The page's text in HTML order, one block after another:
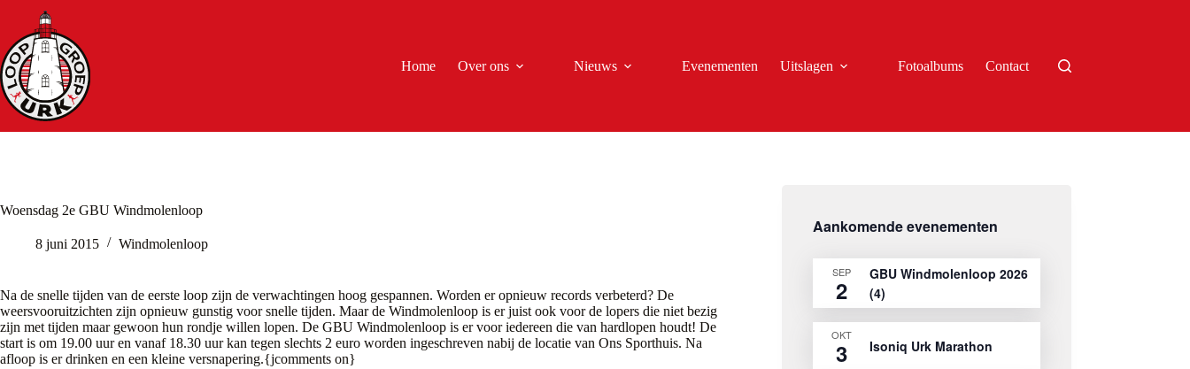
inhoud
Home Over ons Nieuws Evenementen Uitslagen Fotoalbums Contact
Woensdag 2e GBU Windmolenloop
8 juni 2015 Windmolenloop
Na de snelle tijden van de eerste loop zijn de verwachtingen hoog gespannen. Worden er opnieuw records verbeterd? De
weersvooruitzichten zijn opnieuw gunstig voor snelle tijden. Maar de Windmolenloop is er juist ook voor de lopers die niet bezig
zijn met tijden maar gewoon hun rondje willen lopen. De GBU Windmolenloop is er voor iedereen die van hardlopen houdt! De
start is om 19.00 uur en vanaf 18.30 uur kan tegen slechts 2 euro worden ingeschreven nabij de locatie van Ons Sporthuis. Na
afloop is er drinken en een kleine versnapering.{jcomments on}
Aankomende evenementen
SEP
2
GBU Windmolenloop 2026
(4)
OKT
3 Isoniq Urk Marathon